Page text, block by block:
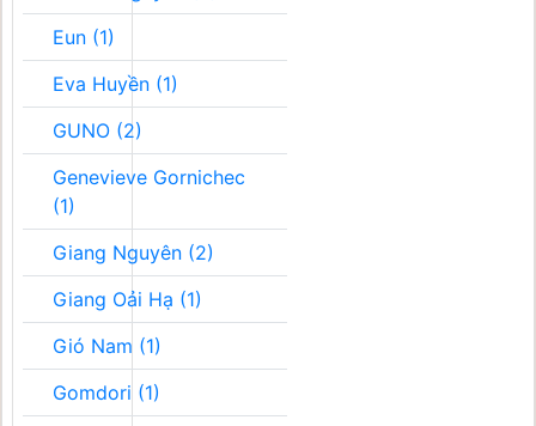
Eun (1)
Eva Huyền (1)
GUNO (2)
Genevieve Gornichec
(1)
Giang Nguyên (2)
Giang Oải Hạ (1)
Gió Nam (1)
Gomdori (1)